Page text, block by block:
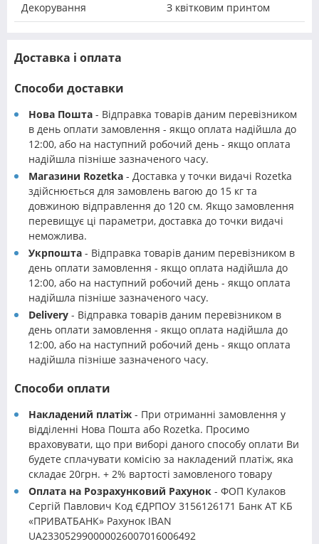
Декорування З квітковим принтом
Доставка і оплата
Способи доставки
Нова Пошта - Відправка товарів даним перевізником
в день оплати замовлення - якщо оплата надійшла до
12:00, або на наступний робочий день - якщо оплата
надійшла пізніше зазначеного часу.
Магазини Rozetka - Доставка у точки видачі Rozetka
здійснюється для замовлень вагою до 15 кг та
довжиною відправлення до 120 см. Якщо замовлення
перевищує ці параметри, доставка до точки видачі
неможлива.
Укрпошта - Відправка товарів даним перевізником в
день оплати замовлення - якщо оплата надійшла до
12:00, або на наступний робочий день - якщо оплата
надійшла пізніше зазначеного часу.
Delivery - Відправка товарів даним перевізником в
день оплати замовлення - якщо оплата надійшла до
12:00, або на наступний робочий день - якщо оплата
надійшла пізніше зазначеного часу.
Способи оплати
Накладений платіж - При отриманні замовлення у
відділенні Нова Пошта або Rozetka. Просимо
враховувати, що при виборі даного способу оплати Ви
будете сплачувати комісію за накладений платіж, яка
складає 20грн. + 2% вартості замовленого товару
Оплата на Розрахунковий Рахунок - ФОП Кулаков
Сергій Павлович Код ЄДРПОУ 3156126171 Банк АТ КБ
«ПРИВАТБАНК» Рахунок IBAN
UA233052990000026007016006492